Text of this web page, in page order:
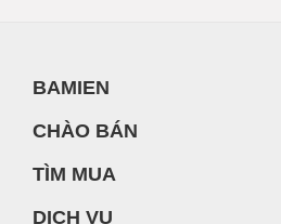
BAMIEN
CHÀO BÁN
TÌM MUA
DỊCH VỤ